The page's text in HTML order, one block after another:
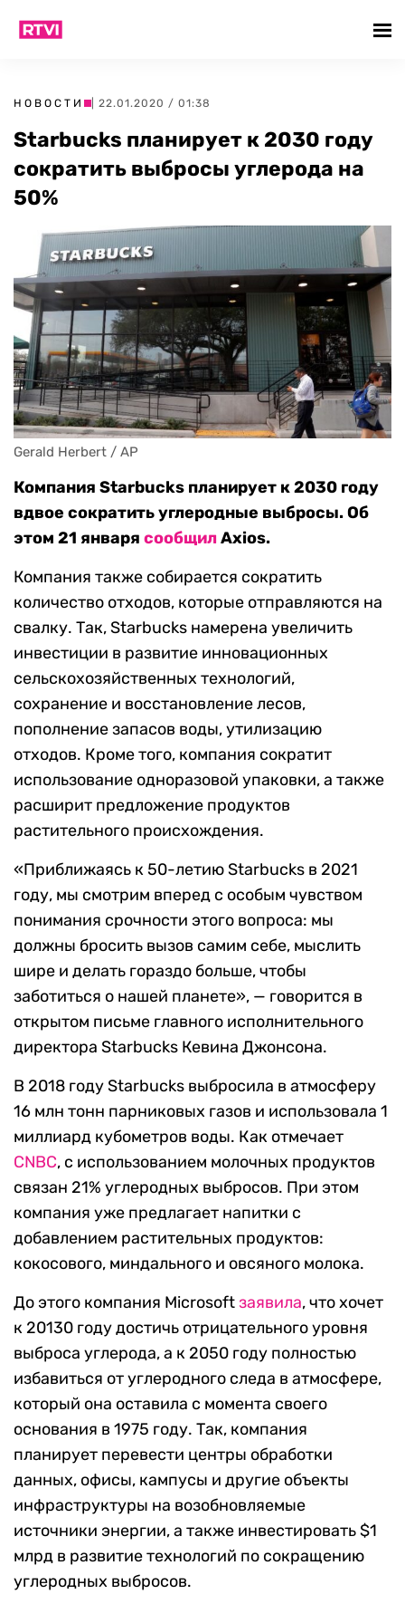
НОВОСТИ | 22.01.2020 / 01:38
Starbucks планирует к 2030 году
сократить выбросы углерода на
50%
Gerald Herbert / AP
Компания Starbucks планирует к 2030 году
вдвое сократить углеродные выбросы. Об
этом 21 января сообщилAxios.
Компания также собирается сократить
количество отходов, которые отправляются на
свалку. Так, Starbucks намерена увеличить
инвестиции в развитие инновационных
сельскохозяйственных технологий,
сохранение и восстановление лесов,
пополнение запасов воды, утилизацию
отходов. Кроме того, компания сократит
использование одноразовой упаковки, а также
расширит предложение продуктов
растительного происхождения.
«Приближаясь к 50-летию Starbucks в 2021
году, мы смотрим вперед с особым чувством
понимания срочности этого вопроса: мы
должны бросить вызов самим себе, мыслить
шире и делать гораздо больше, чтобы
заботиться о нашей планете», — говорится в
открытом письме главного исполнительного
директора Starbucks Кевина Джонсона.
В 2018 году Starbucks выбросила в атмосферу
16 млн тонн парниковых газов и использовала 1
миллиард кубометров воды. Как отмечает
CNBC, с использованием молочных продуктов
связан 21% углеродных выбросов. При этом
компания уже предлагает напитки с
добавлением растительных продуктов:
кокосового, миндального и овсяного молока.
До этого компания Microsoftзаявила, что хочет
к 20130 году достичь отрицательного уровня
выброса углерода, а к 2050 году полностью
избавиться от углеродного следа в атмосфере,
который она оставила с момента своего
основания в 1975 году. Так, компания
планирует перевести центры обработки
данных, офисы, кампусы и другие объекты
инфраструктуры на возобновляемые
источники энергии, а также инвестировать $1
млрд в развитие технологий по сокращению
углеродных выбросов.